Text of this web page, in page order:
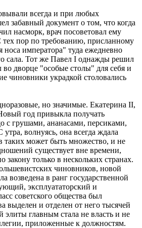
всегда и при любых
забавный документ о том, что когда
насморк, врач посоветовал ему
тех пор по требованию, присланному
носа императора" туда ежедневно
сала. Тот же Павел I однажды решил
во дворце "особые столы" для себя и
чиновники украдкой столовались
но значимые. Екатерина II,
год привыкла получать
с грушами, ананасами, персиками,
волнуясь, она всегда ждала
может быть множество, и не
существует вне времени,
закону только в нескольких странах.
чиновников, новой
возведена в ранг государственной
эксплуататорский и
советского общества был
выделен и отделен от него тысячей
элиты главным стала не власть и не
приложенные к должностям.